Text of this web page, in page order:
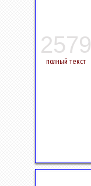
2579
полный текст